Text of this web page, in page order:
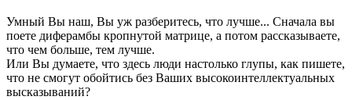
Умный Вы наш, Вы уж разберитесь, что лучше... Сначала вы
поете диферамбы кропнутой матрице, а потом рассказываете,
что чем больше, тем лучше.
Или Вы думаете, что здесь люди настолько глупы, как пишете,
что не смогут обойтись без Ваших высокоинтеллектуальных
высказываний?